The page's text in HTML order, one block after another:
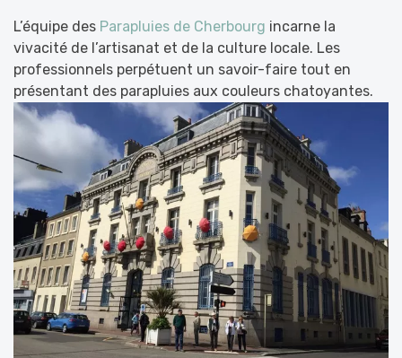
L’équipe des Parapluies de Cherbourg incarne la
vivacité de l’artisanat et de la culture locale. Les
professionnels perpétuent un savoir-faire tout en
présentant des parapluies aux couleurs chatoyantes.